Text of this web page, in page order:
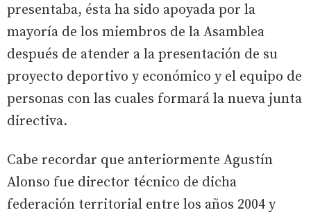
presentaba, ésta ha sido apoyada por la
mayoría de los miembros de la Asamblea
después de atender a la presentación de su
proyecto deportivo y económico y el equipo de
personas con las cuales formará la nueva junta
directiva.
Cabe recordar que anteriormente Agustín
Alonso fue director técnico de dicha
federación territorial entre los años 2004 y